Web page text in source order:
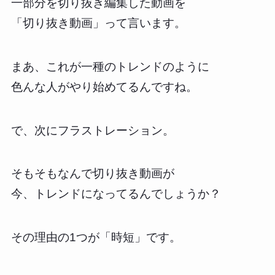
一部分を切り抜き編集した動画を
「切り抜き動画」って言います。
まあ、これが一種のトレンドのように
色んな人がやり始めてるんですね。
で、次にフラストレーション。
そもそもなんで切り抜き動画が
今、トレンドになってるんでしょうか？
その理由の1つが「時短」です。